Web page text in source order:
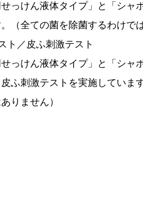
せっけん液体タイプ」と「シ
（全ての菌を除菌するわけで
ト／皮ふ刺激テスト
せっけん液体タイプ」と「シ
ふ刺激テストを実施していま
りません）